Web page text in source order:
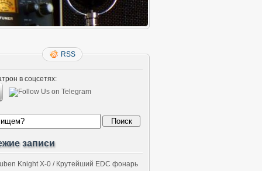
RSS
в соцсетях:
записи
Knight X-0 / Крутейший EDC фонарь